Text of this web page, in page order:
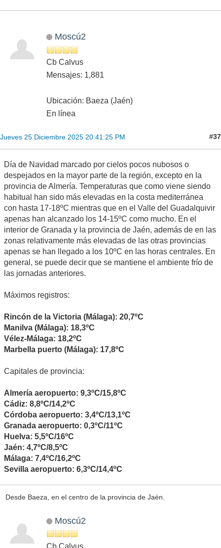
Moscú2
Cb Calvus
Mensajes: 1,881
Ubicación: Baeza (Jaén)
En línea
Jueves 25 Diciembre 2025 20:41:25 PM #37
Día de Navidad marcado por cielos pocos nubosos o
despejados en la mayor parte de la región, excepto en la
provincia de Almería. Temperaturas que como viene siendo
habitual han sido más elevadas en la costa mediterránea
con hasta 17-18ºC mientras que en el Valle del Guadalquivir
apenas han alcanzado los 14-15ºC como mucho. En el
interior de Granada y la provincia de Jaén, además de en las
zonas relativamente más elevadas de las otras provincias
apenas se han llegado a los 10ºC en las horas centrales. En
general, se puede decir que se mantiene el ambiente frío de
las jornadas anteriores.
Máximos registros:
Rincón de la Victoria (Málaga): 20,7ºC
Manilva (Málaga): 18,3ºC
Vélez-Málaga: 18,2ºC
Marbella puerto (Málaga): 17,8ºC
Capitales de provincia:
Almería aeropuerto: 9,3ºC/15,8ºC
Cádiz: 8,8ºC/14,2ºC
Córdoba aeropuerto: 3,4ºC/13,1ºC
Granada aeropuerto: 0,3ºC/11ºC
Huelva: 5,5ºC/16ºC
Jaén: 4,7ºC/8,5ºC
Málaga: 7,4ºC/16,2ºC
Sevilla aeropuerto: 6,3ºC/14,4ºC
Desde Baeza, en el centro de la provincia de Jaén.
Moscú2
Cb Calvus